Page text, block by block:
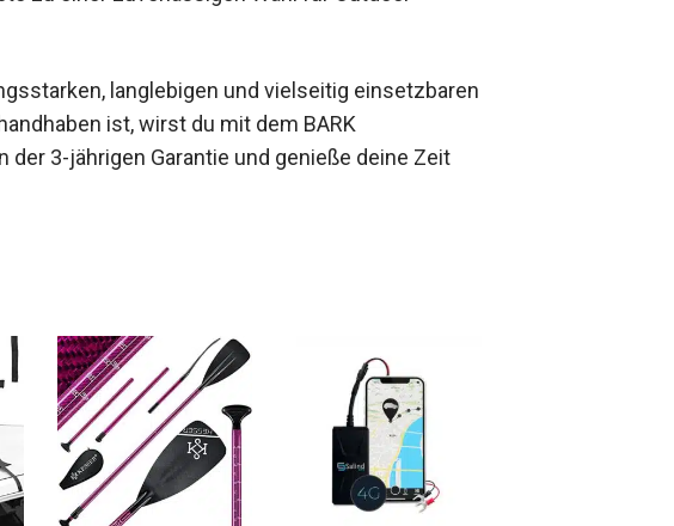
zu einer zuverlässigen Wahl für Outdoor-
langlebigen und vielseitig
einfach zu handhaben ist, wirst du mit dem
von der 3-jährigen Garantie und genieße deine